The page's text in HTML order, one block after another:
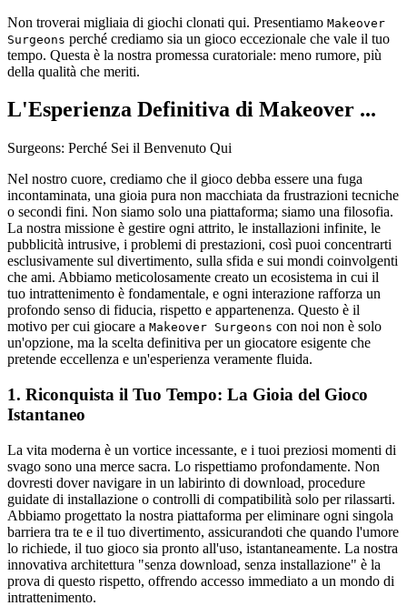
Non troverai migliaia di giochi clonati qui. Presentiamo Makeover
Surgeons perché crediamo sia un gioco eccezionale che vale il tuo
tempo. Questa è la nostra promessa curatoriale: meno rumore, più
della qualità che meriti.
L'Esperienza Definitiva di Makeover ...
Surgeons: Perché Sei il Benvenuto Qui
Nel nostro cuore, crediamo che il gioco debba essere una fuga
incontaminata, una gioia pura non macchiata da frustrazioni tecniche
o secondi fini. Non siamo solo una piattaforma; siamo una filosofia.
La nostra missione è gestire ogni attrito, le installazioni infinite, le
pubblicità intrusive, i problemi di prestazioni, così puoi concentrarti
esclusivamente sul divertimento, sulla sfida e sui mondi coinvolgenti
che ami. Abbiamo meticolosamente creato un ecosistema in cui il
tuo intrattenimento è fondamentale, e ogni interazione rafforza un
profondo senso di fiducia, rispetto e appartenenza. Questo è il
motivo per cui giocare a Makeover Surgeons con noi non è solo
un'opzione, ma la scelta definitiva per un giocatore esigente che
pretende eccellenza e un'esperienza veramente fluida.
1. Riconquista il Tuo Tempo: La Gioia del Gioco
Istantaneo
La vita moderna è un vortice incessante, e i tuoi preziosi momenti di
svago sono una merce sacra. Lo rispettiamo profondamente. Non
dovresti dover navigare in un labirinto di download, procedure
guidate di installazione o controlli di compatibilità solo per rilassarti.
Abbiamo progettato la nostra piattaforma per eliminare ogni singola
barriera tra te e il tuo divertimento, assicurandoti che quando l'umore
lo richiede, il tuo gioco sia pronto all'uso, istantaneamente. La nostra
innovativa architettura "senza download, senza installazione" è la
prova di questo rispetto, offrendo accesso immediato a un mondo di
intrattenimento.